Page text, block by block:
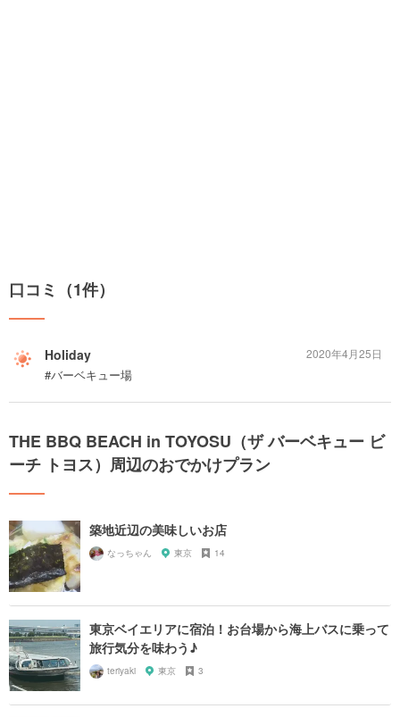
口コミ（1件）
Holiday
#バーベキュー場
2020年4月25日
THE BBQ BEACH in TOYOSU（ザ バーベキュー ビ
ーチ トヨス）周辺のおでかけプラン
築地近辺の美味しいお店
なっちゃん 東京 14
東京ベイエリアに宿泊！お台場から海上バスに乗って
旅行気分を味わう♪
teriyaki 東京 3